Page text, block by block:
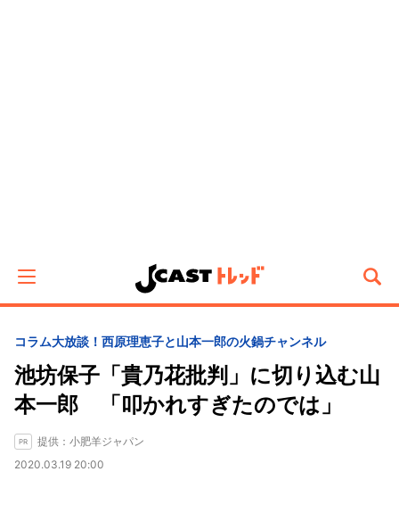
コラム大放談！西原理恵子と山本一郎の火鍋チャンネル
池坊保子「貴乃花批判」に切り込む山
本一郎 「叩かれすぎたのでは」
提供：小肥羊ジャパン
2020.03.19 20:00